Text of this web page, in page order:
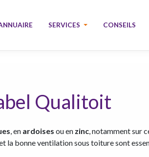
SERVICES CONSEILS
Qualitoit
, en ardoises ou en zinc, notamment sur
la bonne ventilation sous toiture sont